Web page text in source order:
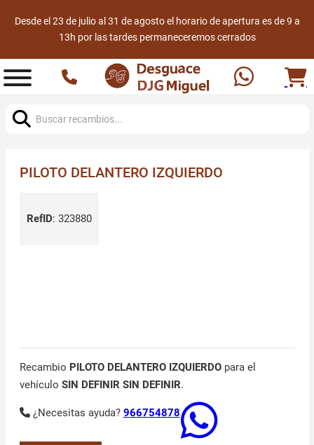
Desde el 23 de julio al 31 de agosto el horario de apertura es de 9 a
13h por las tardes permaneceremos cerrados
PILOTO DELANTERO IZQUIERDO
RefID: 323880
Recambio PILOTO DELANTERO IZQUIERDOpara el
vehículo SIN DEFINIR SIN DEFINIR.
¿Necesitas ayuda? 966754878